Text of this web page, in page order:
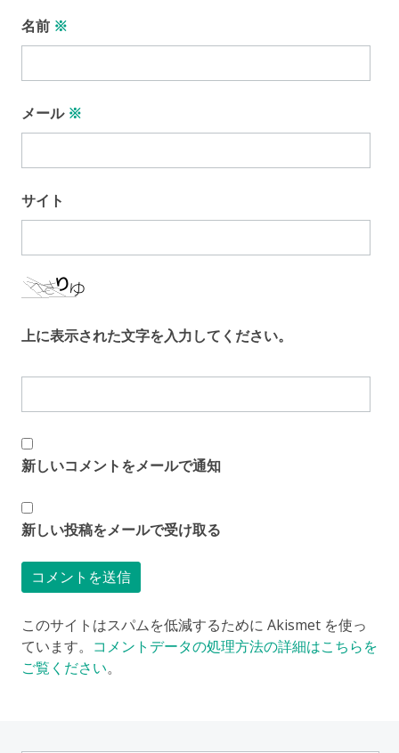
名前 ※
メール ※
サイト
上に表示された文字を入力してください。
新しいコメントをメールで通知
新しい投稿をメールで受け取る
このサイトはスパムを低減するために Akismet を使っ
ています。 コメントデータの処理方法の詳細はこちらを
ご覧ください。